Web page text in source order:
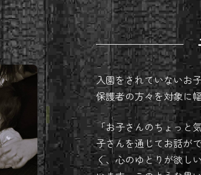
入園をされていないお
保護者の方々を対象に
「お子さんのちょっと
子さんを通じてお話が
く、心のゆとりが欲し